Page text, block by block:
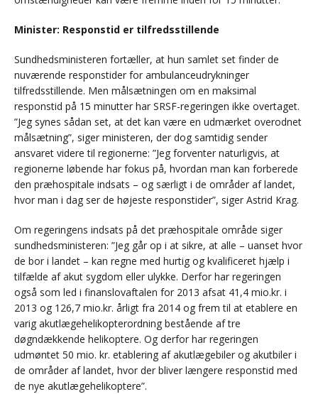
Minister: Responstid er tilfredsstillende
Sundhedsministeren fortæller, at hun samlet set finder de
nuværende responstider for ambulanceudrykninger
tilfredsstillende. Men målsætningen om en maksimal
responstid på 15 minutter har SRSF-regeringen ikke overtaget.
”Jeg synes sådan set, at det kan være en udmærket overodnet
målsætning”, siger ministeren, der dog samtidig sender
ansvaret videre til regionerne: ”Jeg forventer naturligvis, at
regionerne løbende har fokus på, hvordan man kan forberede
den præhospitale indsats – og særligt i de områder af landet,
hvor man i dag ser de højeste responstider”, siger Astrid Krag.
Om regeringens indsats på det præhospitale område siger
sundhedsministeren: ”Jeg går op i at sikre, at alle – uanset hvor
de bor i landet – kan regne med hurtig og kvalificeret hjælp i
tilfælde af akut sygdom eller ulykke. Derfor har regeringen
også som led i finanslovaftalen for 2013 afsat 41,4 mio.kr. i
2013 og 126,7 mio.kr. årligt fra 2014 og frem til at etablere en
varig akutlægehelikopterordning bestående af tre
døgndækkende helikoptere. Og derfor har regeringen
udmøntet 50 mio. kr. etablering af akutlægebiler og akutbiler i
de områder af landet, hvor der bliver længere responstid med
de nye akutlægehelikoptere”.